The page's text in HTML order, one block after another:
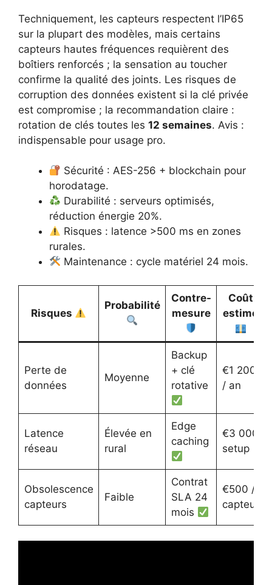
Techniquement, les capteurs respectent l’IP65
sur la plupart des modèles, mais certains
capteurs hautes fréquences requièrent des
boîtiers renforcés ; la sensation au toucher
confirme la qualité des joints. Les risques de
corruption des données existent si la clé privée
est compromise ; la recommandation claire :
rotation de clés toutes les 12 semaines. Avis :
indispensable pour usage pro.
Sécurité : AES-256 + blockchain pour
horodatage.
Durabilité : serveurs optimisés,
réduction énergie 20%.
Risques : latence >500 ms en zones
rurales.
Maintenance : cycle matériel 24 mois.
Risques
Probabilité
Contre-
mesure
Coût
estimé
Perte de
données
Moyenne
Backup
+ clé
rotative
€1 200
/ an
Latence
réseau
Élevée en
rural
Edge
caching
€3 000
setup
Obsolescence
capteurs
Faible
Contrat
SLA 24
mois
€500 /
capteur